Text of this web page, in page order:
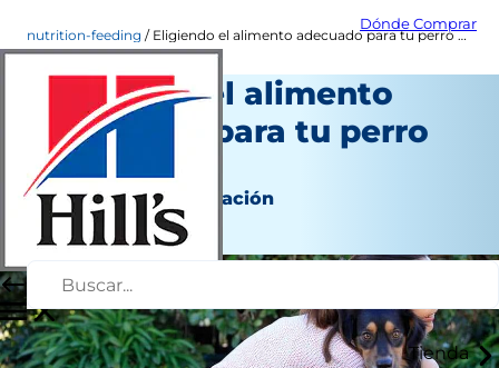
Dónde Comprar
Tienda
nutrition-feeding Eligiendo el alimento adecuado para tu perro adulto
Eligiendo el alimento
adecuado para tu perro
adulto
Nutrición y alimentación
Autor del personal